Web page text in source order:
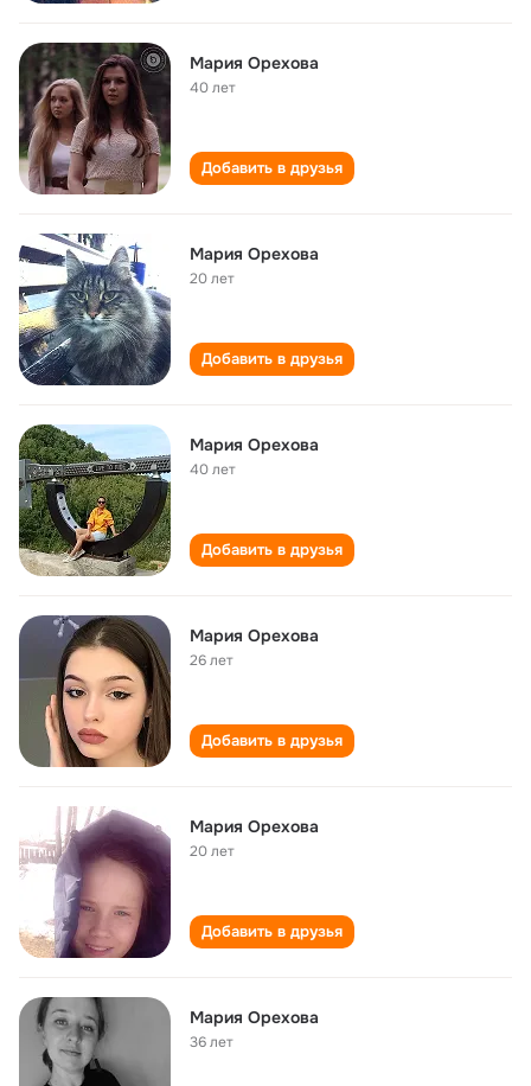
Мария Орехова
40 лет
Добавить в друзья
Мария Орехова
20 лет
Добавить в друзья
Мария Орехова
40 лет
Добавить в друзья
Мария Орехова
26 лет
Добавить в друзья
Мария Орехова
20 лет
Добавить в друзья
Мария Орехова
36 лет